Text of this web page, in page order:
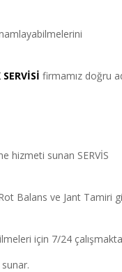
firmamız doğru
hizmeti sunan SERVİS
Balans ve Jant Tamiri
için 7/24